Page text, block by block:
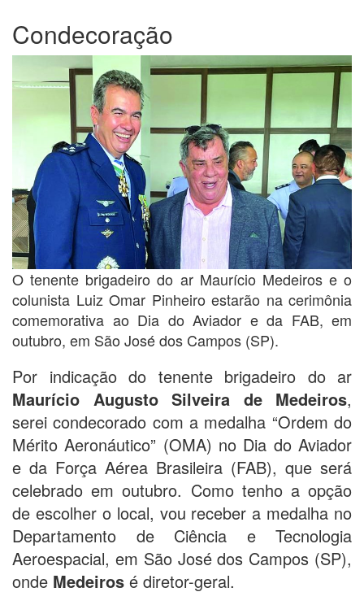
Condecoração
O tenente brigadeiro do ar Maurício Medeiros e o
colunista Luiz Omar Pinheiro estarão na cerimônia
comemorativa ao Dia do Aviador e da FAB, em
outubro, em São José dos Campos (SP).
Por indicação do tenente brigadeiro do ar
Maurício Augusto Silveira de Medeiros,
serei condecorado com a medalha “Ordem do
Mérito Aeronáutico” (OMA) no Dia do Aviador
e da Força Aérea Brasileira (FAB), que será
celebrado em outubro. Como tenho a opção
de escolher o local, vou receber a medalha no
Departamento de Ciência e Tecnologia
Aeroespacial, em São José dos Campos (SP),
onde Medeiros é diretor-geral.